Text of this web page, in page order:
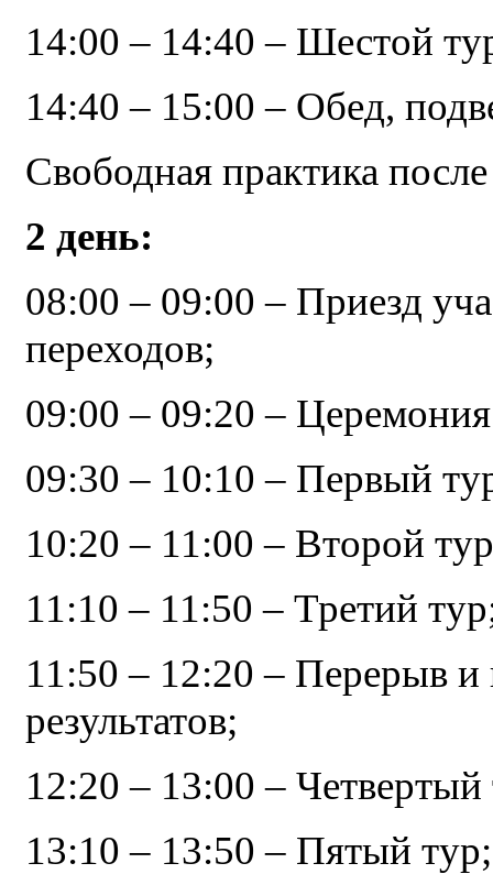
14:00 – 14:40 – Шестой
14:40 – 15:00 – Обед,
Свободная практика
2 день:
08:00 – 09:00 – Приезд
переходов;
09:00 – 09:20 –
09:30 – 10:10 – Первый
10:20 – 11:00 – Второй
11:10 – 11:50 – Третий
11:50 – 12:20 – Перерыв и
результатов;
12:20 – 13:00 – Четвертый
13:10 – 13:50 – Пятый тур;